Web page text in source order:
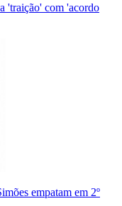
'traição' com 'acordo
empatam em 2º